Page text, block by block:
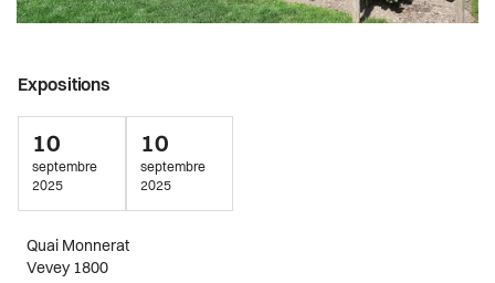
Expositions
10
septembre
2025
10
septembre
2025
Quai Monnerat
Vevey 1800